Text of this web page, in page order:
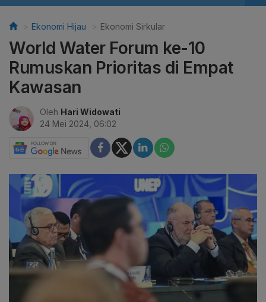
Ekonomi Hijau Ekonomi Sirkular
World Water Forum ke-10
Rumuskan Prioritas di Empat
Kawasan
Oleh Hari Widowati
24 Mei 2024, 06:02